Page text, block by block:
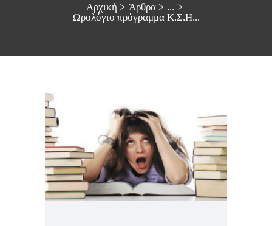
Αρχική Άρθρα
...
Ωρολόγιο πρόγραμμα Κ.Σ.Η...